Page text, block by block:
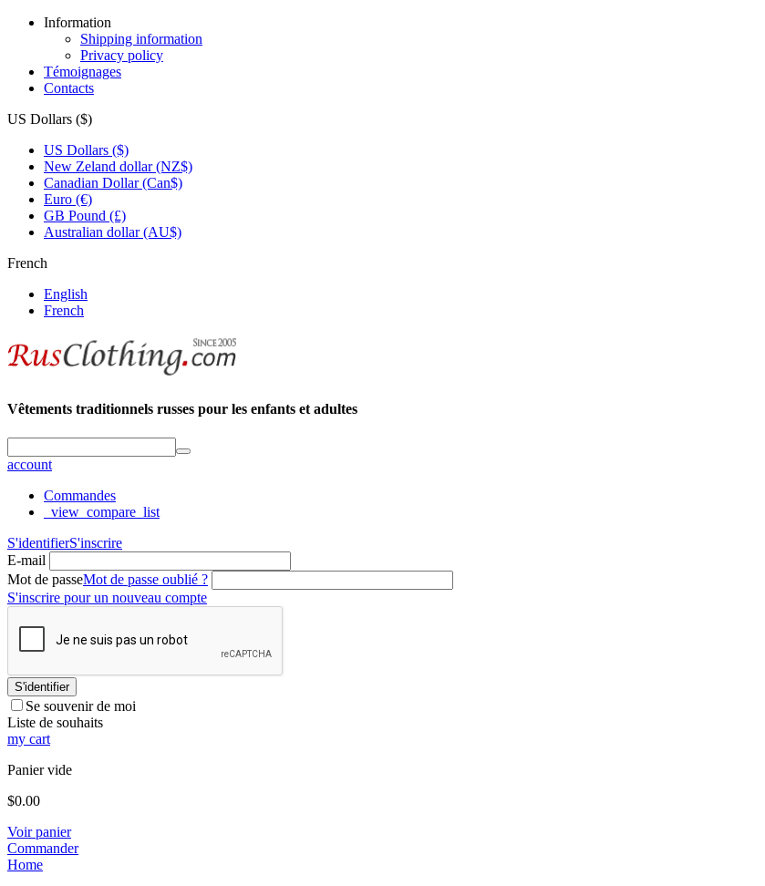
Information
Shipping information
Privacy policy
Témoignages
Contacts
US Dollars ($)
US Dollars ($)
New Zeland dollar (NZ$)
Canadian Dollar (Can$)
Euro (€)
GB Pound (£)
Australian dollar (AU$)
French
English
French
Vêtements traditionnels russes pour les enfants et adultes
account
Commandes
_view_compare_list
S'identifierS'inscrire
E-mail
Mot de passeMot de passe oublié ?
S'inscrire pour un nouveau compte
S'identifier
Se souvenir de moi
Liste de souhaits
my cart
Panier vide
$0.00
Voir panier
Commander
Home